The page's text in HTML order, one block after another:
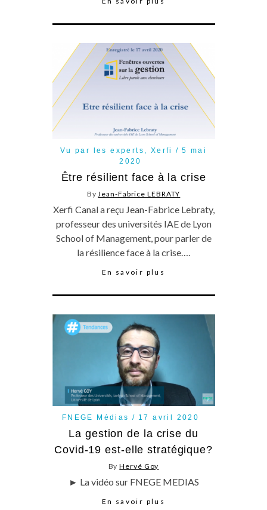
Vu par les experts , Xerfi
5 mai
2020
Être résilient face à la crise
ByJean-Fabrice LEBRATY
Xerfi Canal a reçu Jean-Fabrice Lebraty,
professeur des universités IAE de Lyon
School of Management, pour parler de
la résilience face à la crise….
En savoir plus
FNEGE Médias 17 avril 2020
La gestion de la crise du
Covid-19 est-elle stratégique?
ByHervé Goy
► La vidéo sur FNEGE MEDIAS
En savoir plus